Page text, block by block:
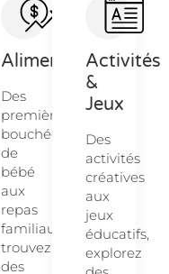
Alimentation
Des
premières
bouchées
de
bébé
aux
repas
familiaux,
trouvez
des
Activités
&
Jeux
Des
activités
créatives
aux
jeux
éducatifs,
explorez